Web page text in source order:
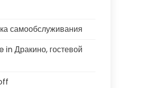
самообслуживания
Дракино, гостевой